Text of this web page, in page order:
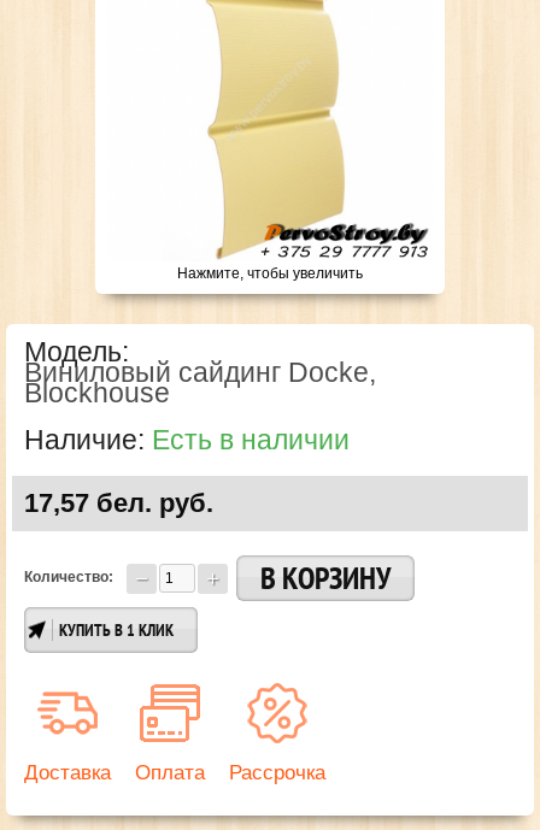
Нажмите, чтобы увеличить
Модель:
Виниловый сайдинг Docke,
Blockhouse
Наличие: Есть в наличии
17,57 бел. руб.
Количество:
КУПИТЬ В 1 КЛИК
Доставка Оплата Рассрочка